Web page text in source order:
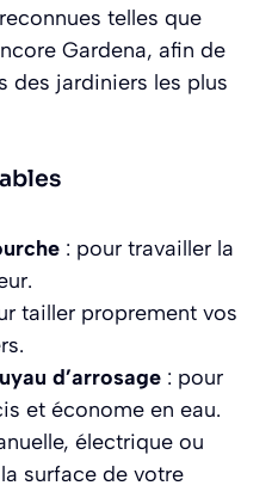
telles que
Gardena, afin de
des jardiniers les plus
: pour travailler la
tailler proprement vos
d’arrosage : pour
et économe en eau.
électrique ou
surface de votre